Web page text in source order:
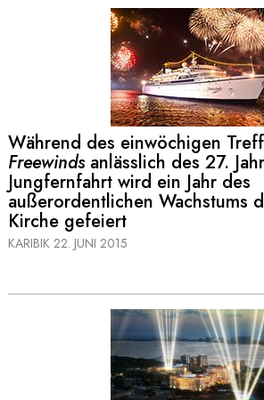
Während des einwöchigen
Freewinds anlässlich des 27.
Jungfernfahrt wird ein Jahr des
außerordentlichen Wachstums
Kirche gefeiert
KARIBIK 22. JUNI 2015